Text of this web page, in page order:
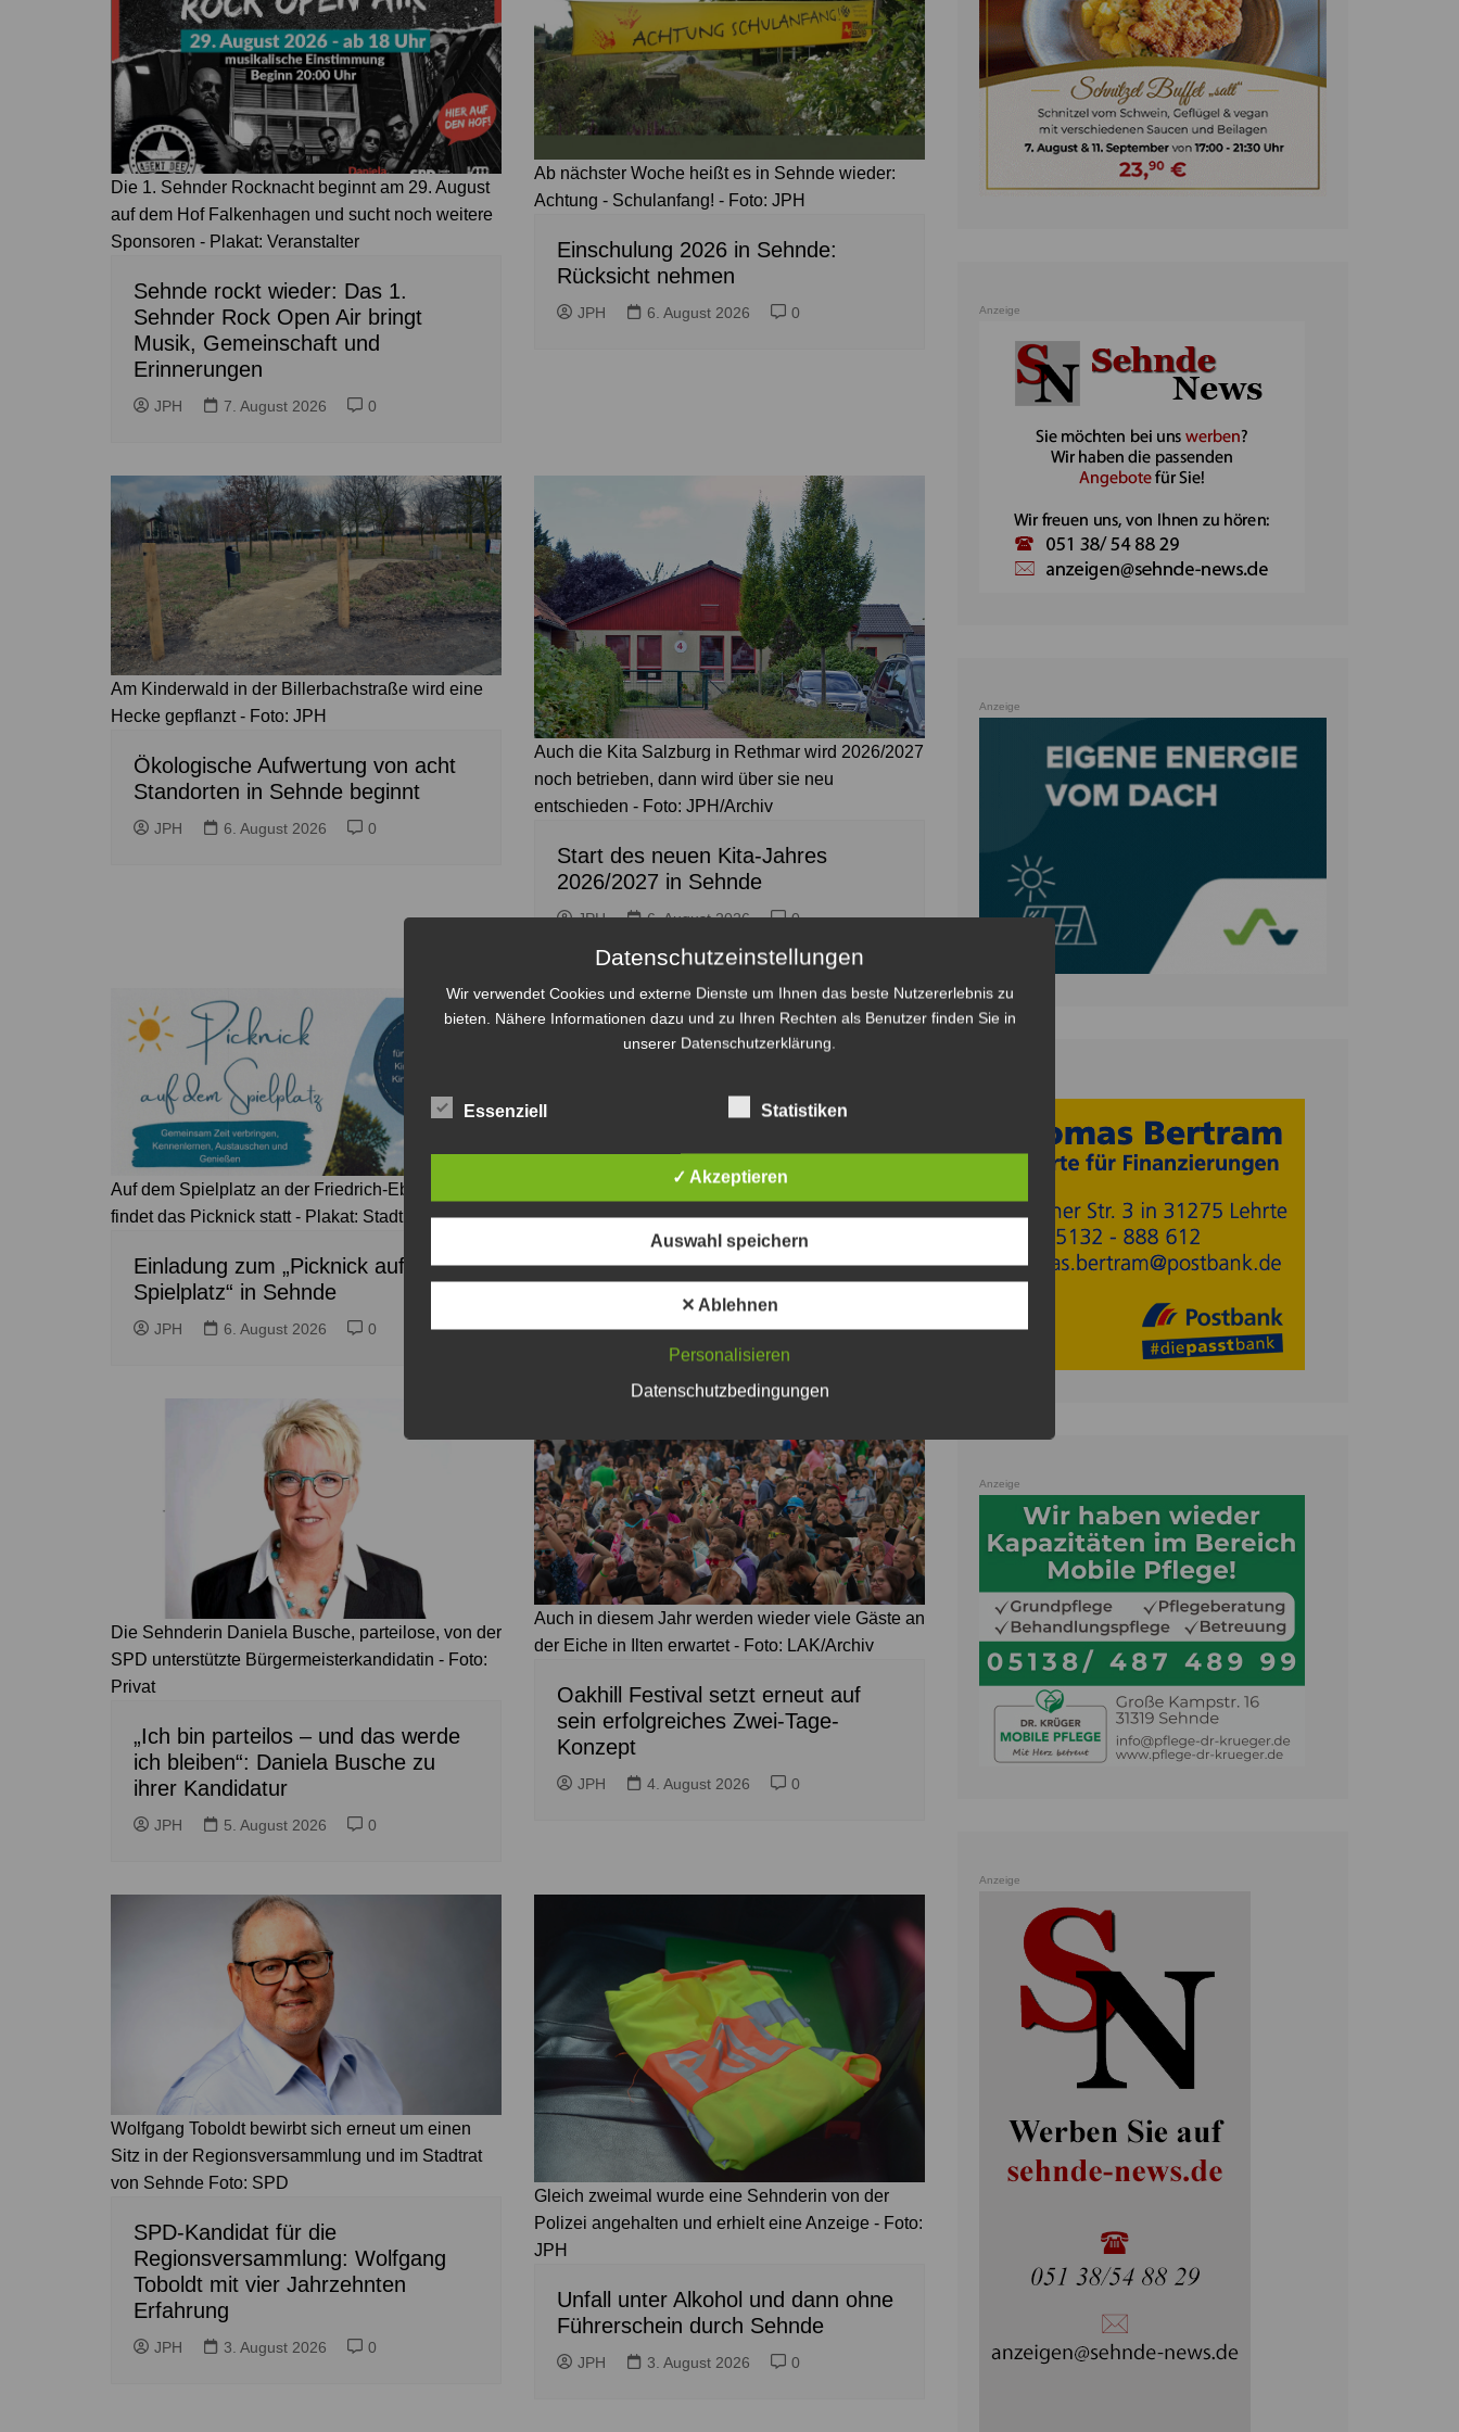
Höver
Ilten
Klein Lobke
Köthenwald
Müllingen
Rethmar
Sehnde
Wehmingen
Wirringen
Lehrte
Ramhorst
Röddensen
Sievershausen
Steinwedel
Stadtrat
Überregionale Politik
Verwaltung
Wahlen
Zoll
Reitsport
Schießen
Tennis/Tischtennis
Wassersport
Kunst
Theater
Vorträge
Die 1. Sehnder Rocknacht beginnt am 29. August
auf dem Hof Falkenhagen und sucht noch weitere
Sponsoren - Plakat: Veranstalter
Sehnde rockt wieder: Das 1.
Sehnder Rock Open Air bringt
Musik, Gemeinschaft und
Erinnerungen
JPH 7. August 2026 0
Ab nächster Woche heißt es in Sehnde wieder:
Achtung - Schulanfang! - Foto: JPH
Einschulung 2026 in Sehnde:
Rücksicht nehmen
JPH 6. August 2026 0
Am Kinderwald in der Billerbachstraße wird eine
Hecke gepflanzt - Foto: JPH
Ökologische Aufwertung von acht
Standorten in Sehnde beginnt
JPH 6. August 2026 0
Auch die Kita Salzburg in Rethmar wird 2026/2027
noch betrieben, dann wird über sie neu
entschieden - Foto: JPH/Archiv
Start des neuen Kita-Jahres
2026/2027 in Sehnde
JPH 6. August 2026 0
Auf dem Spielplatz an der Friedrich-Ebert-Straße
findet das Picknick statt - Plakat: Stadt Sehnde
Einladung zum „Picknick auf dem
Spielplatz“ in Sehnde
JPH 6. August 2026 0
627 Schüler sind in Sehnde für die
Ganztagsschule angemeldet - Foto: JPH
Anmeldungen zum Ganztag an den
JPH 6. August 2026 0
Die Sehnderin Daniela Busche, parteilose, von der
SPD unterstützte Bürgermeisterkandidatin - Foto:
Privat
„Ich bin parteilos – und das werde
ich bleiben“: Daniela Busche zu
ihrer Kandidatur
JPH 5. August 2026 0
Auch in diesem Jahr werden wieder viele Gäste an
der Eiche in Ilten erwartet - Foto: LAK/Archiv
Oakhill Festival setzt erneut auf
sein erfolgreiches Zwei-Tage-
Konzept
JPH 4. August 2026 0
Wolfgang Toboldt bewirbt sich erneut um einen
Sitz in der Regionsversammlung und im Stadtrat
von Sehnde Foto: SPD
SPD-Kandidat für die
Regionsversammlung: Wolfgang
Toboldt mit vier Jahrzehnten
Erfahrung
JPH 3. August 2026 0
Gleich zweimal wurde eine Sehnderin von der
Polizei angehalten und erhielt eine Anzeige - Foto:
JPH
Unfall unter Alkohol und dann ohne
Führerschein durch Sehnde
JPH 3. August 2026 0
Anzeige
Anzeige
Anzeige
Anzeige
Datenschutzeinstellungen
Wir verwendet Cookies und externe Dienste um Ihnen das beste Nutzererlebnis zu
bieten. Nähere Informationen dazu und zu Ihren Rechten als Benutzer finden Sie in
unserer Datenschutzerklärung.
Essenziell Statistiken
✓ Akzeptieren
Auswahl speichern
✕ Ablehnen
Personalisieren
Datenschutzbedingungen